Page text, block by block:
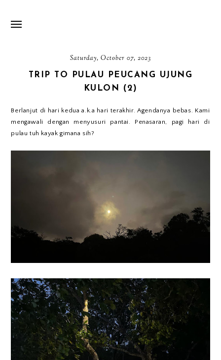
Saturday, October 07, 2023
TRIP TO PULAU PEUCANG UJUNG
KULON (2)
Berlanjut di hari kedua a.k.a hari terakhir. Agendanya bebas. Kami
mengawali dengan menyusuri pantai. Penasaran, pagi hari di
pulau tuh kayak gimana sih?